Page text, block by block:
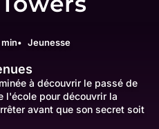
Jeunesse
à découvrir le passé de
l'école pour découvrir la
avant que son secret soit